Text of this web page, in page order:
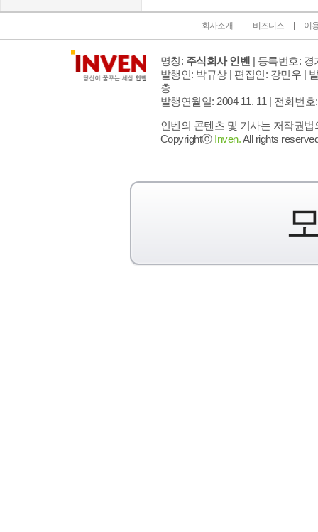
회사소개 비즈니스 이
명칭: 주식회사 인벤 | 등록번호: 경
발행인: 박규상 | 편집인: 강민우 |
층
발행연월일: 2004 11. 11 | 전화번호
인벤의 콘텐츠 및 기사는 저작권
Copyrightⓒ Inven.All rights